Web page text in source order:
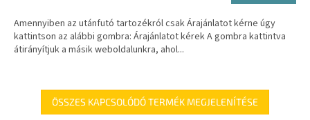
Amennyiben az utánfutó tartozékról csak Árajánlatot kérne úgy
kattintson az alábbi gombra: Árajánlatot kérek A gombra kattintva
átirányítjuk a másik weboldalunkra, ahol...
ÖSSZES KAPCSOLÓDÓ TERMÉK MEGJELENÍTÉSE